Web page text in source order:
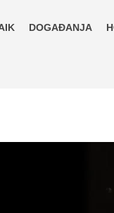
DOGAĐANJA